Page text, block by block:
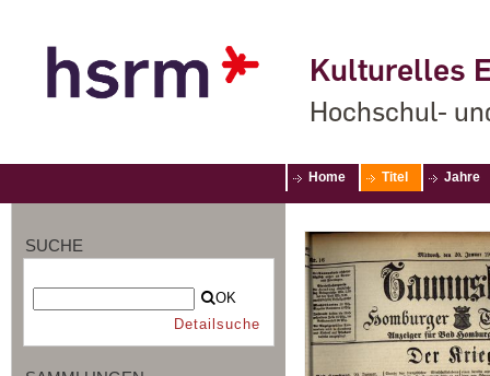
Kulturelles
Hochschul-
Home Titel Jahre
SUCHE
OK
Detailsuche